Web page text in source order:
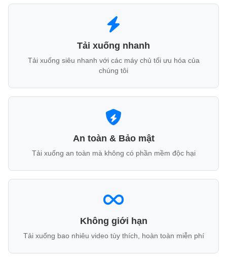
Tải xuống nhanh
Tải xuống siêu nhanh với các máy chủ tối ưu hóa của
chúng tôi
An toàn & Bảo mật
Tải xuống an toàn mà không có phần mềm độc hại
Không giới hạn
Tải xuống bao nhiêu video tùy thích, hoàn toàn miễn phí